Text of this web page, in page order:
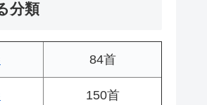
分類
84首
150首